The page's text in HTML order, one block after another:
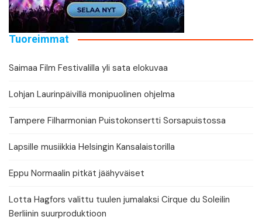
Tuoreimmat
Saimaa Film Festivalilla yli sata elokuvaa
Lohjan Laurinpäivillä monipuolinen ohjelma
Tampere Filharmonian Puistokonsertti Sorsapuistossa
Lapsille musiikkia Helsingin Kansalaistorilla
Eppu Normaalin pitkät jäähyväiset
Lotta Hagfors valittu tuulen jumalaksi Cirque du Soleilin
Berliinin suurproduktioon